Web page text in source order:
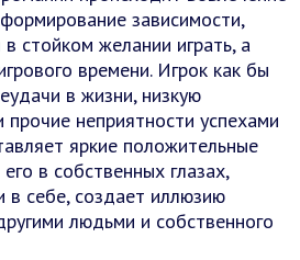
зависимости,
стойком желании играть, а
времени. Игрок как бы
в жизни, низкую
прочие неприятности успехами
яркие положительные
в собственных глазах,
в себе, создает иллюзию
людьми и собственного